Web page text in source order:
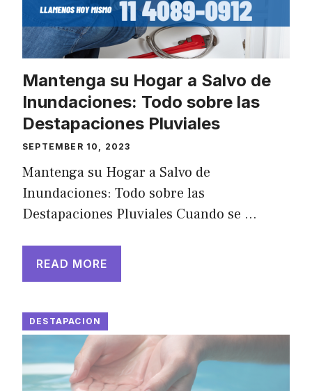
Mantenga su Hogar a Salvo de
Inundaciones: Todo sobre las
Destapaciones Pluviales
SEPTEMBER 10, 2023
Mantenga su Hogar a Salvo de
Inundaciones: Todo sobre las
Destapaciones Pluviales Cuando se …
READ MORE
DESTAPACION